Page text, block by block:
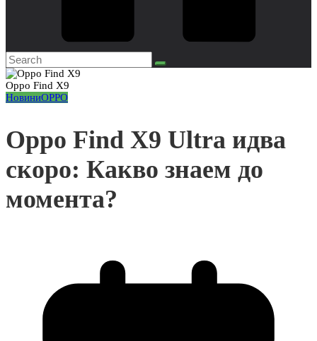
Oppo Find X9
НовиниOPPO
Oppo Find X9 Ultra идва
скоро: Какво знаем до
момента?